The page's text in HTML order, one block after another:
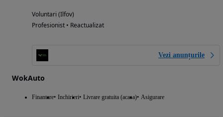
Voluntari (Ilfov)
Profesionist • Reactualizat
Vezi anunțurile
WokAuto
Finantare Inchirieri Livrare gratuita (acasa) Asigurare